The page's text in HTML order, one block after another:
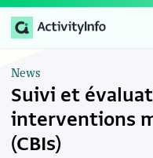
News
Suivi et
interventions
(CBIs)